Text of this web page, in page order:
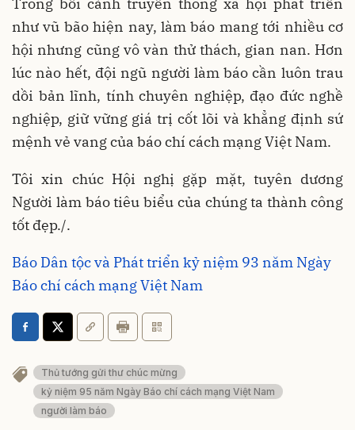
như vũ bão hiện nay, làm báo mang tới nhiều cơ
hội nhưng cũng vô vàn thử thách, gian nan. Hơn
lúc nào hết, đội ngũ người làm báo cần luôn trau
dồi bản lĩnh, tính chuyên nghiệp, đạo đức nghề
nghiệp, giữ vững giá trị cốt lõi và khẳng định sứ
mệnh vẻ vang của báo chí cách mạng Việt Nam.
Tôi xin chúc Hội nghị gặp mặt, tuyên dương
Người làm báo tiêu biểu của chúng ta thành công
tốt đẹp./.
Báo Dân tộc và Phát triển kỷ niệm 93 năm Ngày
Báo chí cách mạng Việt Nam
Thủ tướng gửi thư chúc mừng
kỷ niệm 95 năm Ngày Báo chí cách mạng Việt Nam
người làm báo